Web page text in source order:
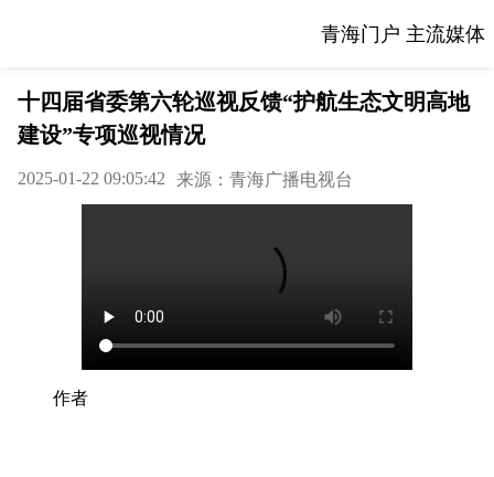
青海门户 主流媒体
十四届省委第六轮巡视反馈“护航生态文明高地
建设”专项巡视情况
2025-01-22 09:05:42 来源：青海广播电视台
作者